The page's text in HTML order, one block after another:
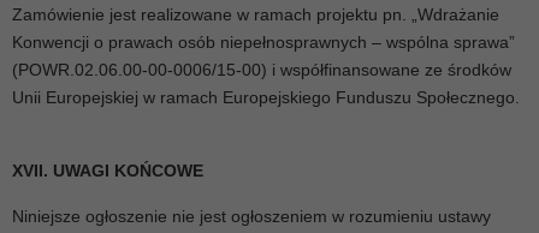
Zamówienie jest realizowane w ramach projektu pn. „Wdrażanie
Konwencji o prawach osób niepełnosprawnych – wspólna sprawa”
(POWR.02.06.00-00-0006/15-00) i współfinansowane ze środków
Unii Europejskiej w ramach Europejskiego Funduszu Społecznego.
XVII. UWAGI KOŃCOWE
Niniejsze ogłoszenie nie jest ogłoszeniem w rozumieniu ustawy